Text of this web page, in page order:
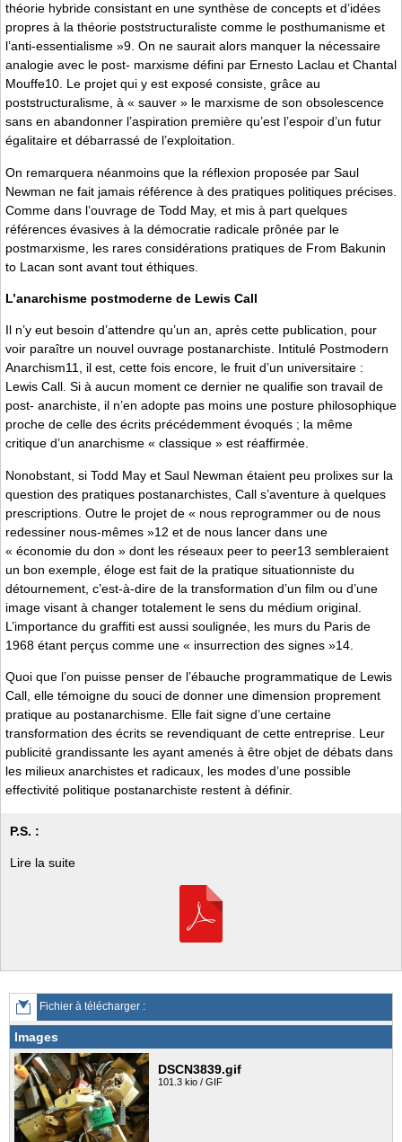
théorie hybride consistant en une synthèse de concepts et d’idées
propres à la théorie poststructuraliste comme le posthumanisme et
l’anti-essentialisme »9. On ne saurait alors manquer la nécessaire
analogie avec le post- marxisme défini par Ernesto Laclau et Chantal
Mouffe10. Le projet qui y est exposé consiste, grâce au
poststructuralisme, à « sauver » le marxisme de son obsolescence
sans en abandonner l’aspiration première qu’est l’espoir d’un futur
égalitaire et débarrassé de l’exploitation.
On remarquera néanmoins que la réflexion proposée par Saul
Newman ne fait jamais référence à des pratiques politiques précises.
Comme dans l’ouvrage de Todd May, et mis à part quelques
références évasives à la démocratie radicale prônée par le
postmarxisme, les rares considérations pratiques de From Bakunin
to Lacan sont avant tout éthiques.
L’anarchisme postmoderne de Lewis Call
Il n’y eut besoin d’attendre qu’un an, après cette publication, pour
voir paraître un nouvel ouvrage postanarchiste. Intitulé Postmodern
Anarchism11, il est, cette fois encore, le fruit d’un universitaire :
Lewis Call. Si à aucun moment ce dernier ne qualifie son travail de
post- anarchiste, il n’en adopte pas moins une posture philosophique
proche de celle des écrits précédemment évoqués ; la même
critique d’un anarchisme « classique » est réaffirmée.
Nonobstant, si Todd May et Saul Newman étaient peu prolixes sur la
question des pratiques postanarchistes, Call s’aventure à quelques
prescriptions. Outre le projet de « nous reprogrammer ou de nous
redessiner nous-mêmes »12 et de nous lancer dans une
« économie du don » dont les réseaux peer to peer13 sembleraient
un bon exemple, éloge est fait de la pratique situationniste du
détournement, c’est-à-dire de la transformation d’un film ou d’une
image visant à changer totalement le sens du médium original.
L’importance du graffiti est aussi soulignée, les murs du Paris de
1968 étant perçus comme une « insurrection des signes »14.
Quoi que l’on puisse penser de l’ébauche programmatique de Lewis
Call, elle témoigne du souci de donner une dimension proprement
pratique au postanarchisme. Elle fait signe d’une certaine
transformation des écrits se revendiquant de cette entreprise. Leur
publicité grandissante les ayant amenés à être objet de débats dans
les milieux anarchistes et radicaux, les modes d’une possible
effectivité politique postanarchiste restent à définir.
P.S. :
Lire la suite
Fichier à télécharger :
Images
DSCN3839.gif
101.3 kio / GIF